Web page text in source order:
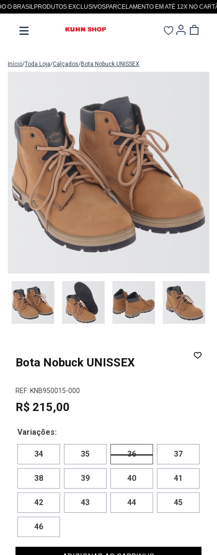
BRASILPRODUTOS EXCLUSIVOSPARCELAMENTO EM ATÉ 12X NO CARTÃO
Início/Toda Loja/Calçados/Bota Nobuck UNISSEX
Bota Nobuck UNISSEX
REF: KNB950015-000
R$ 215,00
Variações:
34 35 36 37
38 39 40 41
42 43 44 45
46